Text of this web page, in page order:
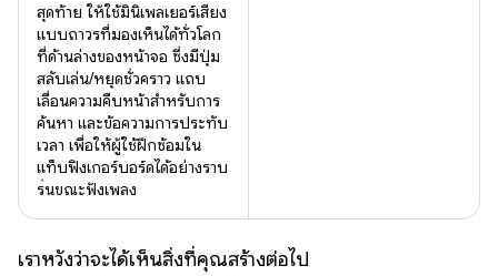
สุดท้าย ให้ใช้มินิเพลเยอร์เสียง
แบบถาวรที่มองเห็นได้ทั่วโลก
ที่ด้านล่างของหน้าจอ ซึ่งมีปุ่ม
สลับเล่น/หยุดชั่วคราว แถบ
เลื่อนความคืบหน้าสำหรับการ
ค้นหา และข้อความการประทับ
เวลา เพื่อให้ผู้ใช้ฝึกซ้อมใน
แท็บฟิงเกอร์บอร์ดได้อย่างราบ
รื่นขณะฟังเพลง
เราหวังว่าจะได้เห็นสิ่งที่คุณสร้างต่อไป